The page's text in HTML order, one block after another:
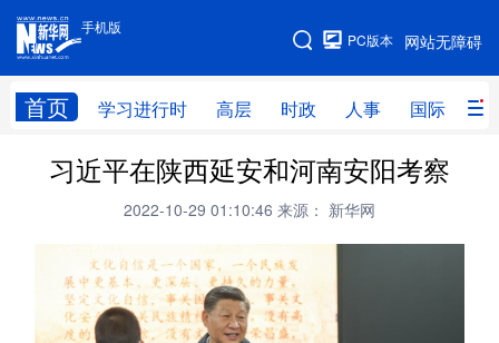
手机版
网站无障碍
PC版本
首页 学习进行时 高层 时政 人事 国际 财
手机版
网站地图
学习进行时 高层 时政 人事
财经 网评
思客智库 全球连线
科技 科创 量子
习近平在陕西延安和河南安阳考察
2022-10-29 01:10:46 来源： 新华网